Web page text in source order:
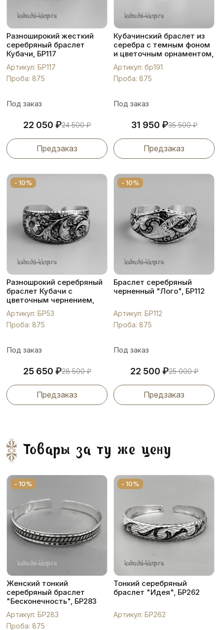
Разноширокий жесткий
серебряный браслет
Кубачи, БР117
Артикул: БР117
Проба: 875
Под заказ
22 050 ₽24 500₽
Предзаказ
Кубачинский браслет из
серебра с темным фоном
и цветочным орнаментом,
бр191
Артикул: бр191
Проба: 875
Под заказ
31 950 ₽35 500₽
Предзаказ
- 10%
Разношрокий серебряный
браслет Кубачи с
цветочным чернением,
БР53
Артикул: БР53
Проба: 875
Под заказ
25 650 ₽28 500₽
Предзаказ
- 10%
Браслет серебряный
черненный "Лого", БР112
Артикул: БР112
Проба: 875
Под заказ
22 500 ₽25 000₽
Предзаказ
Товары за ту же цену
- 10%
Женский тонкий
серебряный браслет
"Бесконечность", БР283
Артикул: БР283
Проба: 875
- 10%
Тонкий серебряный
браслет "Идея", БР262
Артикул: БР262